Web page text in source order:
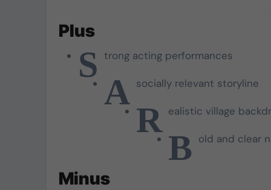
Plus
S trong acting performances
A socially relevant storyline
R ealistic village
B old and clear
Minus